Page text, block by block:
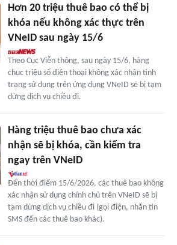
Hơn 20 triệu thuê bao có thể bị
khóa nếu không xác thực trên
VNeID sau ngày 15/6
Theo Cục Viễn thông, sau ngày 15/6, hàng
chục triệu số điện thoại không xác nhận tình
trạng sử dụng trên ứng dụng VNeID sẽ bị tạm
dừng dịch vụ chiều đi.
Hàng triệu thuê bao chưa xác
nhận sẽ bị khóa, cần kiểm tra
ngay trên VNeID
Đến thời điểm 15/6/2026, các thuê bao không
xác nhận sử dụng chính chủ trên VNeID sẽ bị
tạm dừng dịch vụ chiều đi (gọi điện, nhắn tin
SMS đến các thuê bao khác).